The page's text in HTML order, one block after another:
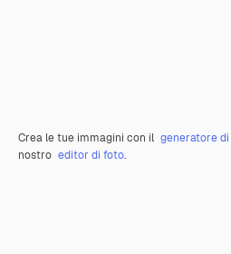
Crea le tue immagini con il generatore
nostro editor di foto.